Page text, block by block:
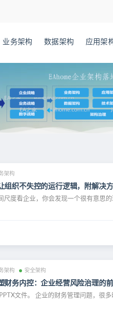
业务架构 数据架构 应用架
架构
组织不失控的运行逻辑，附解决
尺度看企业，你会发现一个很有意思的
架构 安全架构
财务内控：企业经营风险治理的
文件。 企业的财务管理问题，很